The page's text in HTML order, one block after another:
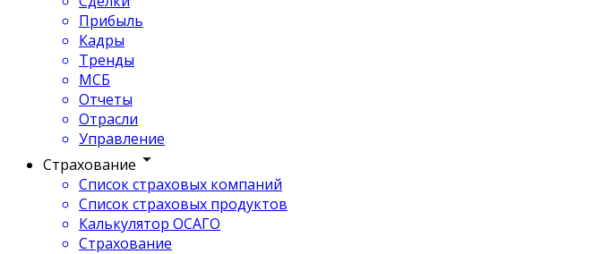
Прибыль
Кадры
Тренды
МСБ
Отчеты
Отрасли
Управление
Страхование
Список страховых компаний
Список страховых продуктов
Калькулятор ОСАГО
Страхование